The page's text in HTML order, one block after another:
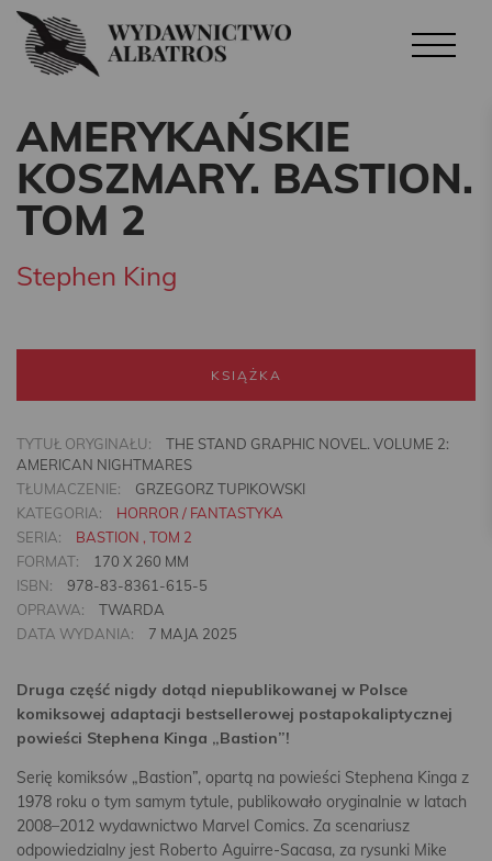
AMERYKAŃSKIE
KOSZMARY. BASTION.
TOM 2
Stephen King
KSIĄŻKA
TYTUŁ ORYGINAŁU:
THE STAND GRAPHIC NOVEL. VOLUME 2:
AMERICAN NIGHTMARES
TŁUMACZENIE:
GRZEGORZ TUPIKOWSKI
KATEGORIA:
HORROR / FANTASTYKA
SERIA:
BASTION , TOM 2
FORMAT:
170 X 260 MM
ISBN:
978-83-8361-615-5
OPRAWA:
TWARDA
DATA WYDANIA:
7 MAJA 2025
Druga część nigdy dotąd niepublikowanej w Polsce
komiksowej adaptacji bestsellerowej postapokaliptycznej
powieści Stephena Kinga „Bastion”!
Serię komiksów „Bastion”, opartą na powieści Stephena Kinga z
1978 roku o tym samym tytule, publikowało oryginalnie w latach
2008–2012 wydawnictwo Marvel Comics. Za scenariusz
odpowiedzialny jest Roberto Aguirre-Sacasa, za rysunki Mike